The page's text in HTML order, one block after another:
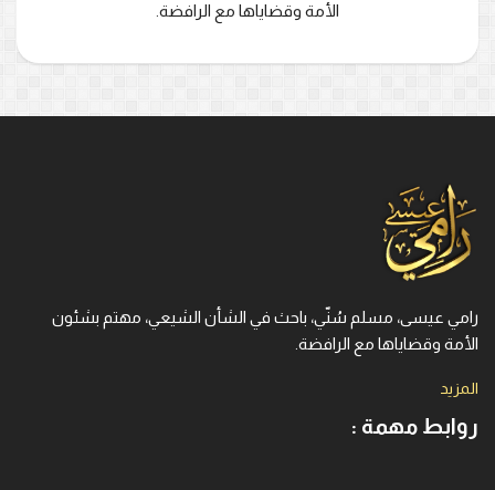
الأمة وقضاياها مع الرافضة.
رامي عيسى، مسلم سُنّي، باحث في الشأن الشيعي، مهتم بشئون
الأمة وقضاياها مع الرافضة.
المزيد
روابط مهمة :